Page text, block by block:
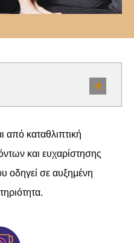
από καταθλιπτική
και ευχαρίστησης
οδηγεί σε αυξημένη